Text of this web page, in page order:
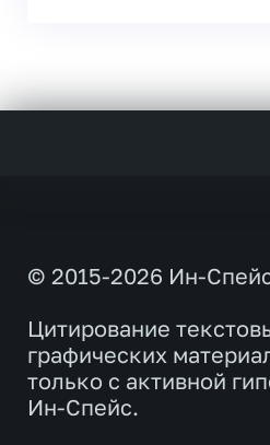
© 2015-2026 Ин-
Цитирование
графических
только с активной
Ин-Спейс.